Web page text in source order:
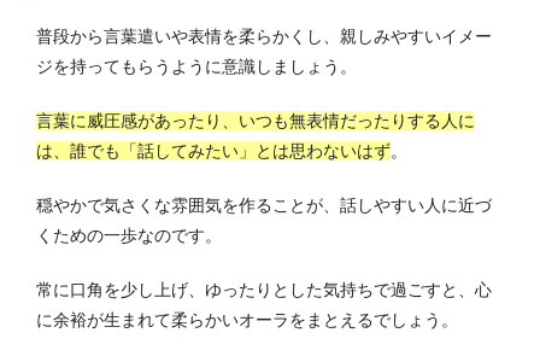
普段から言葉遣いや表情を柔らかくし、親しみやすいイメー
ジを持ってもらうように意識しましょう。
言葉に威圧感があったり、いつも無表情だったりする人に
は、誰でも「話してみたい」とは思わないはず。
穏やかで気さくな雰囲気を作ることが、話しやすい人に近づ
くための一歩なのです。
常に口角を少し上げ、ゆったりとした気持ちで過ごすと、心
に余裕が生まれて柔らかいオーラをまとえるでしょう。